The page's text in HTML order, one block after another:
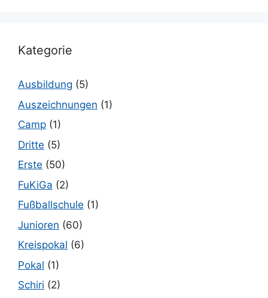
Kategorie
Ausbildung (5)
Auszeichnungen (1)
Camp (1)
Dritte (5)
Erste (50)
FuKiGa (2)
Fußballschule (1)
Junioren (60)
Kreispokal (6)
Pokal (1)
Schiri (2)